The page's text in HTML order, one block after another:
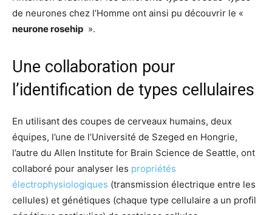
de neurones chez l’Homme ont ainsi pu découvrir le «
neurone rosehip ».
Une collaboration pour
l’identification de types cellulaires
En utilisant des coupes de cerveaux humains, deux
équipes, l’une de l’Université de Szeged en Hongrie,
l’autre du Allen Institute for Brain Science de Seattle, ont
collaboré pour analyser les propriétés
électrophysiologiques (transmission électrique entre les
cellules) et génétiques (chaque type cellulaire a un profil